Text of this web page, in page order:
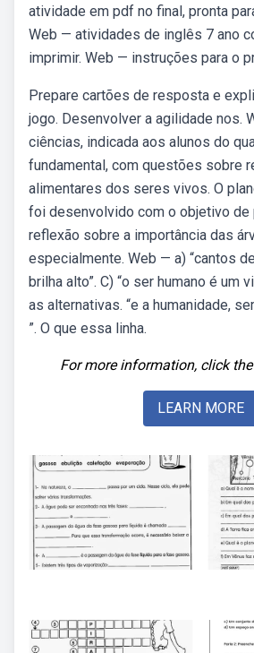
atividade em pdf no final, pronta
Web — atividades de inglês 7 ano
imprimir. Web — instruções para o
Prepare cartões de resposta e
jogo. Desenvolver a agilidade nos.
ciências, indicada aos alunos do
fundamental, com questões sobre
alimentares dos seres vivos. O
foi desenvolvido com o objetivo de
reflexão sobre a importância das
especialmente. Web — a) “cantos
brilha alto”. C) “o ser humano é um
as alternativas. “e a humanidade,
”. O que essa linha.
For more information, click
LEARN MORE